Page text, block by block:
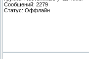
Сообщений: 2279
Статус: Оффлайн